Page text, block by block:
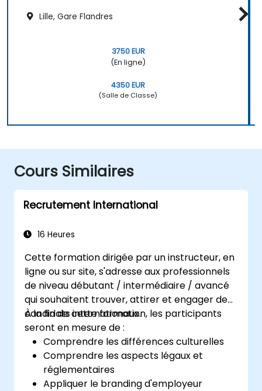
Lille, Gare Flandres
3750 EUR
(En ligne)
4350 EUR
(Salle de Classe)
Cours Similaires
Recrutement International
16 Heures
Cette formation dirigée par un instructeur, en
ligne ou sur site, s'adresse aux professionnels
de niveau débutant / intermédiaire / avancé
qui souhaitent trouver, attirer et engager des
candidats internationaux.
À la fin de cette formation, les participants
seront en mesure de :
Comprendre les différences culturelles
Comprendre les aspects légaux et
réglementaires
Appliquer le branding d'employeur